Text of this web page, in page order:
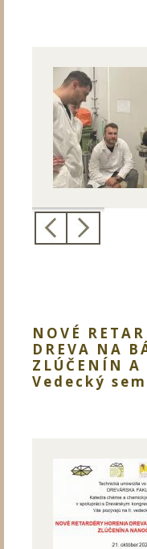
NOVÉ
DREVA NA
ZLÚČENÍN A
Vedecký